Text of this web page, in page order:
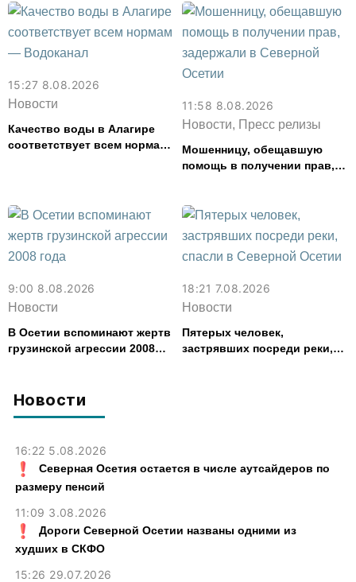
Новости
16:22 5.08.2026
Северная Осетия остается в числе аутсайдеров по
размеру пенсий
11:09 3.08.2026
Дороги Северной Осетии названы одними из
худших в СКФО
15:26 29.07.2026
15:27 8.08.2026
Новости
Качество воды в Алагире
соответствует всем нормам
11:58 8.08.2026
Новости, Пресс релизы
Мошенницу, обещавшую
помощь в получении прав,
9:00 8.08.2026
Новости
В Осетии вспоминают жертв
грузинской агрессии 2008
18:21 7.08.2026
Новости
Пятерых человек,
застрявших посреди реки,